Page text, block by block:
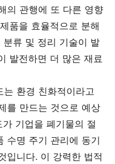
의 관행에 또 다른 영향
품을 효율적으로 분해
류 및 정리 기술이 발
발전하면 더 많은 재료
환경 친화적이라고
를 만드는 것으로 예상
기업을 폐기물의 절
수명 주기 관리에 동기
입니다. 이 강력한 법적